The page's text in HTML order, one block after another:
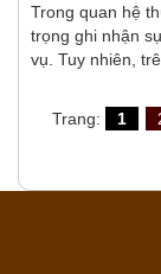
Trong quan hệ
trọng ghi nhận
vụ. Tuy nhiên,
Trang: 1